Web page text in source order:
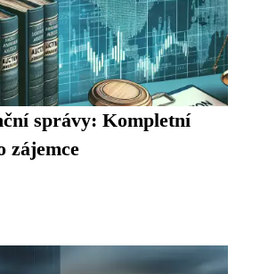
správy: Kompletní
zájemce